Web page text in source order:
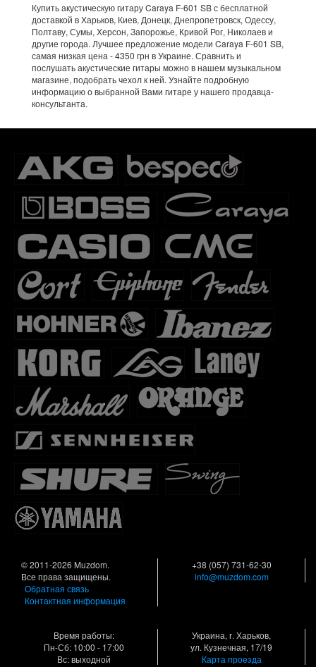
Купить акустическую гитару Caraya F-601 SB с бесплатной
доставкой в Харьков, Киев, Донецк, Днепропетровск, Одессу,
Полтаву, Сумы, Херсон, Запорожье, Кривой Рог, Николаев и
другие города. Лучшее предложение модели Caraya F-601 SB,
самая низкая цена - 4350 грн в Украине. Сравнить и
послушать акустические гитары можно в нашем музыкальном
магазине, подобрать чехол к ней. Узнайте подробную
информацию о выбранной Вами гитаре у нашего продавца-
консультанта.
© 2011-2026 Muzdom.
Все права защищены.
Обратная связь
Контактная информация
+38 (057) 731-62-30
info@muzdom.com
Время работы:
Пн-Сб: 10:00 - 17:00
Вс: выходной
Украина, г. Харьков,
ул. Кузнечная, 17/19
Карта проезда